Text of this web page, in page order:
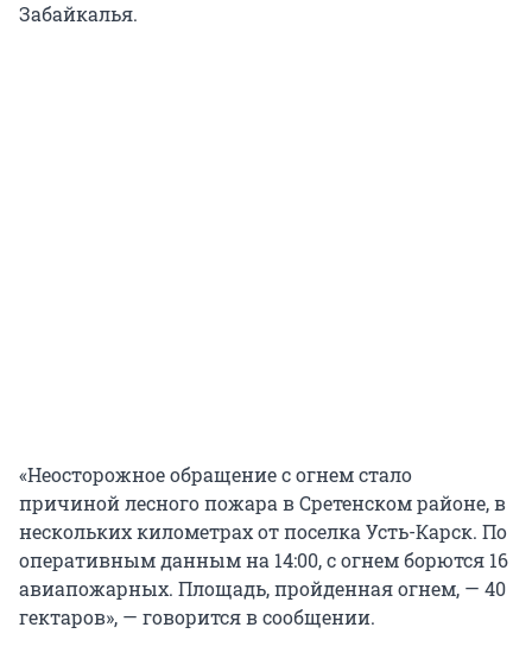
Забайкалья.
«Неосторожное обращение с огнем стало
причиной лесного пожара в Сретенском районе, в
нескольких километрах от поселка Усть-Карск. По
оперативным данным на 14:00, с огнем борются 16
авиапожарных. Площадь, пройденная огнем, — 40
гектаров», — говорится в сообщении.